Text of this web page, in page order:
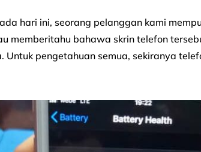
hari ini, seorang pelanggan kami
memberitahu bahawa skrin telefon
Untuk pengetahuan semua, sekiranya